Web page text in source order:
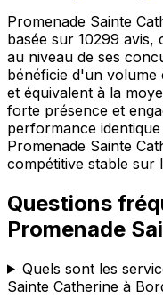
Promenade Sainte
basée sur 10299 avis,
au niveau de ses
bénéficie d'un
et équivalent à la
forte présence et
performance
Promenade Sainte
compétitive stable sur
Questions
Promenade
Quels sont les
Sainte Catherine à